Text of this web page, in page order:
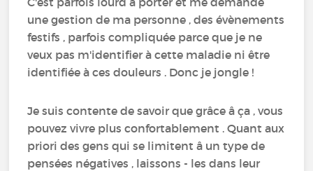
une gestion de ma personne , des évènements
festifs , parfois compliquée parce que je ne
veux pas m'identifier à cette maladie ni être
identifiée à ces douleurs . Donc je jongle !
Je suis contente de savoir que grâce â ça , vous
pouvez vivre plus confortablement . Quant aux
priori des gens qui se limitent â un type de
pensées négatives , laissons - les dans leur